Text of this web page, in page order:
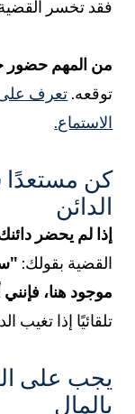
فقد تخسر القضية
من المهم حضور
توقعه.تعرف على
الاستماع.
كن مستعدًا
الدائن
إذا لم يحضر دائنك
القضية بقولك:"سيدي
موجود هنا، فإنني
تلقائيًا إذا تغيب
يجب على
بالمال